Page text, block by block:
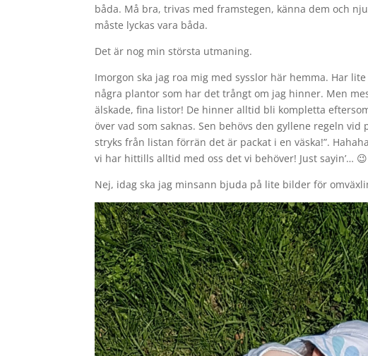
båda. Må bra, trivas med framstegen, känna dem och
måste lyckas vara båda.
Det är nog min största utmaning.
Imorgon ska jag roa mig med sysslor här hemma. Har
några plantor som har det trångt om jag hinner. Men
älskade, fina listor! De hinner alltid bli kompletta
över vad som saknas. Sen behövs den gyllene regeln
stryks från listan förrän det är packat i en väska!”.
vi har hittills alltid med oss det vi behöver! Just sayin’… 😉
Nej, idag ska jag minsann bjuda på lite bilder för